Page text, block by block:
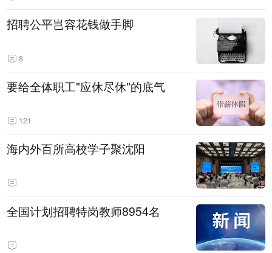
招聘公平岂容花钱做手脚
8
要给全体职工"应休尽休"的底气
121
海内外百所高校学子聚沈阳
全国计划招聘特岗教师8954名